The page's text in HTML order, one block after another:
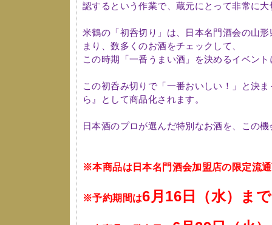
認するという作業で、蔵元にとって非常に
米鶴の「初呑切り」は、日本名門酒会の山
まり、数多くのお酒をチェックして、
この時期「一番うまい酒」を決めるイベン
この初呑み切りで「一番おいしい！」と決
ら』として商品化されます。
日本酒のプロが選んだ特別なお酒を、この
※本商品は日本名門酒会加盟店の限定流
※予約期間は6月16日（水）まで